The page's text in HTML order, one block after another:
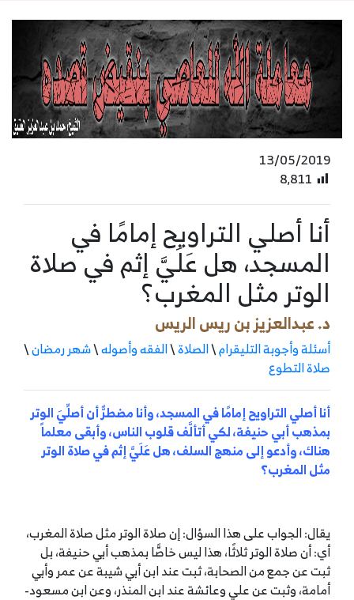
13/05/2019
8٬811
أنا أصلي التراويح إمامًا في
المسجد، هل عَلَيَّ إثم في صلاة
الوتر مثل المغرب؟
د. عبدالعزيز بن ريس الريس
أسئلة وأجوبة التليقرام\الصلاة\الفقه وأصوله\شهر رمضان\
صلاة التطوع
أنا أصلي التراويح إمامًا في المسجد، وأنا مضطرٌّ أن أصلِّيَ الوتر
بمذهب أبي حنيفة، لكي أتألَّف قلوب الناس، وأبقى معلماً
هناك، وأدعو إلى منهج السلف، هل عَلَيَّ إثم في صلاة الوتر
مثل المغرب؟
يقال: الجواب على هذا السؤال: إن صلاة الوتر مثل صلاة المغرب،
أي: أن صلاة الوتر ثلاثًا، هذا ليس خاصًّا بمذهب أبي حنيفة، بل
ثبت عن جمع من الصحابة، ثبت عند ابن أبي شيبة عن عمر وأبي
أمامة، وثبت عن علي وعائشة عند ابن المنذر، وعن ابن مسعود-